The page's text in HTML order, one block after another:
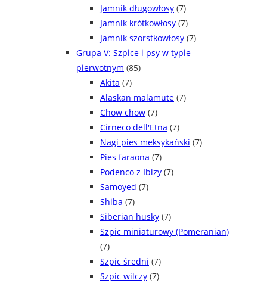
Jamnik długowłosy (7)
Jamnik krótkowłosy (7)
Jamnik szorstkowłosy (7)
Grupa V: Szpice i psy w typie
pierwotnym (85)
Akita (7)
Alaskan malamute (7)
Chow chow (7)
Cirneco dell'Etna (7)
Nagi pies meksykański (7)
Pies faraona (7)
Podenco z Ibizy (7)
Samoyed (7)
Shiba (7)
Siberian husky (7)
Szpic miniaturowy (Pomeranian)
(7)
Szpic średni (7)
Szpic wilczy (7)